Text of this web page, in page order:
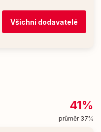
Všichni dodavatelé
41%
průměr 37%